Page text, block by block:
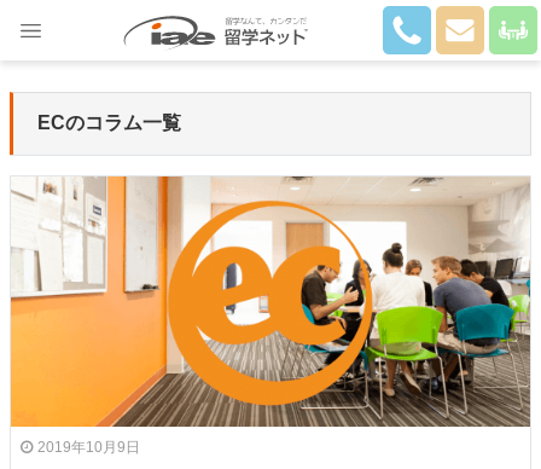
ECのコラム一覧
2019年10月9日